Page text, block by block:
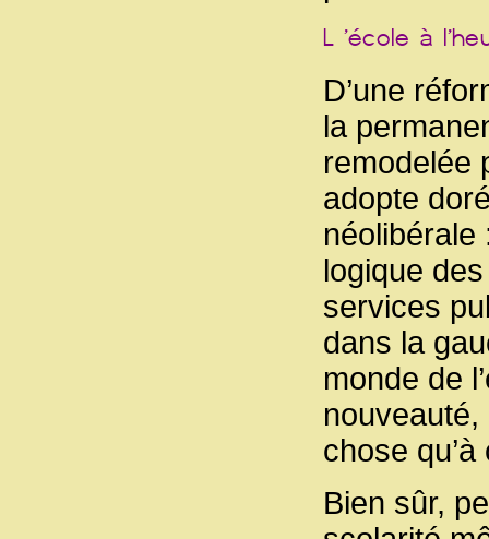
D’une
la
remodelée
adopte
néolibérale
logique
services
dans la
monde de
nouveauté,
chose
Bien sûr,